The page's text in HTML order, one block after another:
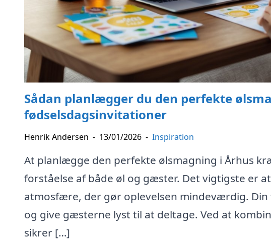
Sådan planlægger du den perfekte
fødselsdagsinvitationer
Henrik Andersen - 13/01/2026 - Inspiration
At planlægge den perfekte ølsmagning i Århus
forståelse af både øl og gæster. Det vigtigste er
atmosfære, der gør oplevelsen mindeværdig.
og give gæsterne lyst til at deltage. Ved at
sikrer […]